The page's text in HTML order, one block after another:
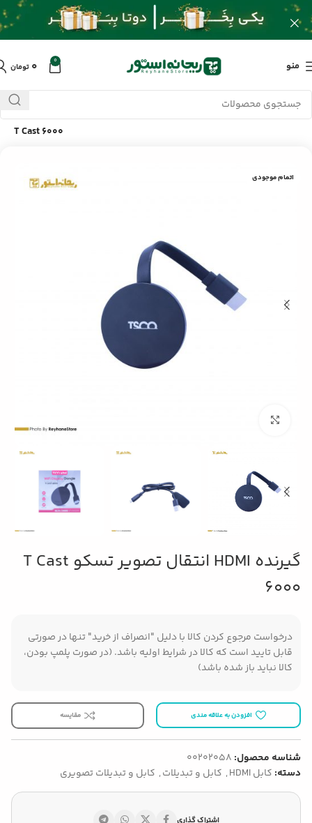
منو 0 ۰ تومان
خانه/محصولات/کابل و تبدیلات/
گیرنده HDMI انتقال تصویر تسکو
T Cast 6000
اتمام موجودی
گیرنده HDMI انتقال تصویر تسکو T Cast
6000
درخواست مرجوع کردن کالا با دلیل "انصراف از خرید" تنها در صورتی
قابل تایید است که کالا در شرایط اولیه باشد. (در صورت پلمپ بودن،
کالا نباید باز شده باشد)
افزودن به علاقه مندی مقایسه
شناسه محصول: 00202058
دسته: کابل HDMI , کابل و تبدیلات, کابل و تبدیلات تصویری
اشتراک گذاری